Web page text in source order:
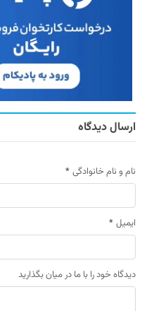
ارسال دیدگاه
نام و نام خانوادگی *
ایمیل *
دیدگاه خود را با ما در میان بگذارید